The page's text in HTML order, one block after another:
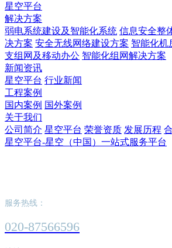
星空平台
解决方案
弱电系统建设及智能化系统 信息安全整
决方案 安全无线网络建设方案 智能化机
支组网及移动办公 智能化组网解决方案
新闻资讯
星空平台 行业新闻
工程案例
国内案例 国外案例
关于我们
公司简介 星空平台 荣誉资质 发展历程
星空平台-星空（中国）一站式服务平台
服务热线：
020-87566596